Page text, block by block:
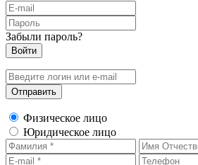
Забыли пароль?
Физическое лицо
Юридическое лицо